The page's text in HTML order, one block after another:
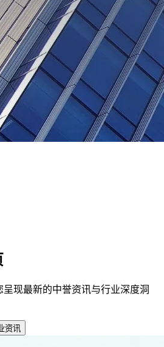
现最新的中誉资讯与行业深度洞
资讯